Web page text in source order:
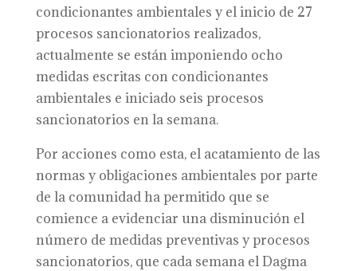
condicionantes ambientales y el inicio de 27
procesos sancionatorios realizados,
actualmente se están imponiendo ocho
medidas escritas con condicionantes
ambientales e iniciado seis procesos
sancionatorios en la semana.
Por acciones como esta, el acatamiento de las
normas y obligaciones ambientales por parte
de la comunidad ha permitido que se
comience a evidenciar una disminución el
número de medidas preventivas y procesos
sancionatorios, que cada semana el Dagma